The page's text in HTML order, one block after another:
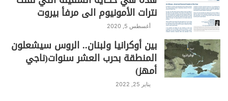
نترات الأمونيوم الى مرفأ بيروت
أغسطس 5, 2020
بين أوكرانيا ولبنان.. الروس سيشعلون
المنطقة بحرب العشر سنوات(ناجي
أمهز)
يناير 25, 2022